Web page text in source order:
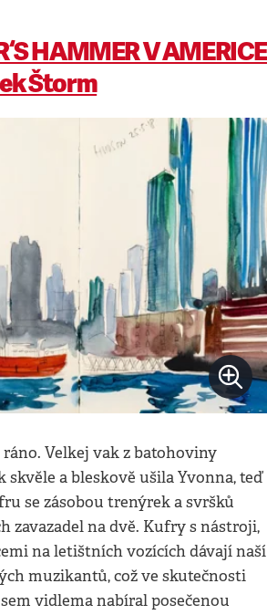
HAMMER V AMERICE
Štorm
ráno. Velkej vak z batohoviny
skvěle a bleskově ušila Yvonna, teď
se zásobou trenýrek a svršků
zavazadel na dvě. Kufry s nástroji,
na letištních vozících dávají naší
muzikantů, což ve skutečnosti
vidlema nabíral posečenou